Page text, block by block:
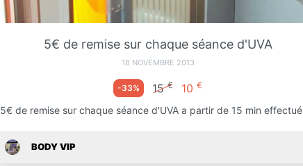
5€ de remise sur chaque séance d'UVA
18 NOVEMBRE 2013
-33% 15€ 10 €
5€ de remise sur chaque séance d'UVA a partir de 15 min effectué
BODY VIP